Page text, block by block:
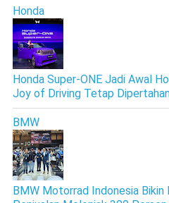
Honda
Honda Super-ONE Jadi Awal
Joy of Driving Tetap
BMW
BMW Motorrad Indonesia Bikin